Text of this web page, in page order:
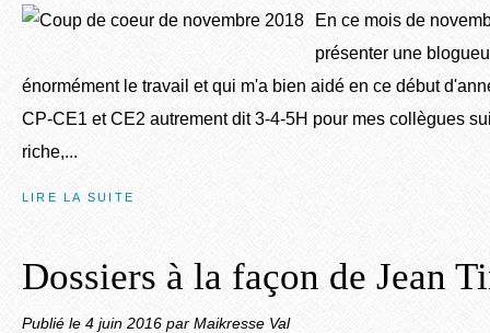
En ce mois de
présenter une
énormément le travail et qui m'a bien aidé en ce début
CP-CE1 et CE2 autrement dit 3-4-5H pour mes collègues
riche,...
LIRE LA SUITE
Dossiers à la façon de Jean
Publié le 4 juin 2016 par Maikresse Val